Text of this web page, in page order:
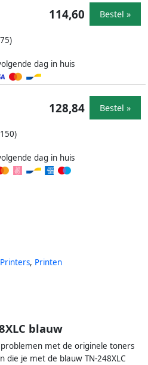
dag in huis
114,60 Bestel »
dag in huis
128,84 Bestel »
Printers, Printen
blauw
met de originele toners
die je met de blauw TN-248XLC